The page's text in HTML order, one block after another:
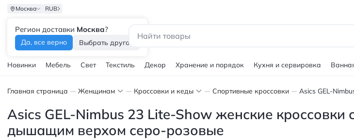
Москва
Регион доставки Москва?
Да, все верно Выбрать другой
RUB
Новинки Мебель Свет Текстиль Декор Хранение и порядок Кухня и сервировка
Главная страница Женщинам Кроссовки и кеды Спортивные кроссовки
Asics GEL-Nimbus 23 Lite-Show женские кроссовки
дышащим верхом серо-розовые